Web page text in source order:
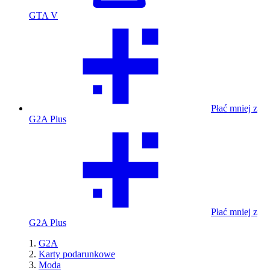
GTA V
Płać mniej z
G2A Plus
Płać mniej z
G2A Plus
G2A
Karty podarunkowe
Moda